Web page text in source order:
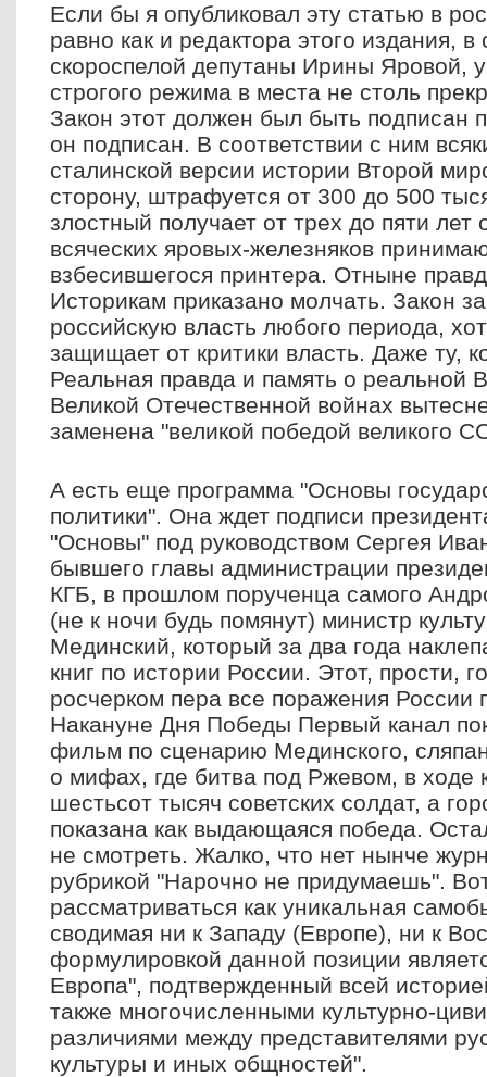
Если бы я опубликовал эту статью в
равно как и редактора этого издания, в
скороспелой депутаны Ирины Яровой,
строгого режима в места не столь
Закон этот должен был быть подписан
он подписан. В соответствии с ним
сталинской версии истории Второй
сторону, штрафуется от 300 до 500
злостный получает от трех до пяти лет
всяческих яровых-железняков
взбесившегося принтера. Отныне
Историкам приказано молчать. Закон
российскую власть любого периода,
защищает от критики власть. Даже ту,
Реальная правда и память о реальной
Великой Отечественной войнах
заменена "великой победой великого
А есть еще программа "Основы
политики". Она ждет подписи
"Основы" под руководством Сергея
бывшего главы администрации
КГБ, в прошлом порученца самого
(не к ночи будь помянут) министр
Мединский, который за два года
книг по истории России. Этот, прости,
росчерком пера все поражения России
Накануне Дня Победы Первый канал
фильм по сценарию Мединского,
о мифах, где битва под Ржевом, в ходе
шестьсот тысяч советских солдат, а
показана как выдающаяся победа.
не смотреть. Жалко, что нет нынче
рубрикой "Нарочно не придумаешь".
рассматриваться как уникальная
сводимая ни к Западу (Европе), ни к
формулировкой данной позиции
Европа", подтвержденный всей
также многочисленными культурно-
различиями между представителями
культуры и иных общностей".